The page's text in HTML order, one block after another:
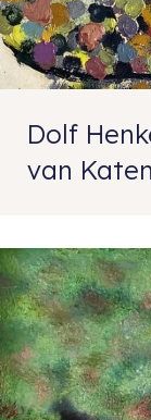
Dolf
van